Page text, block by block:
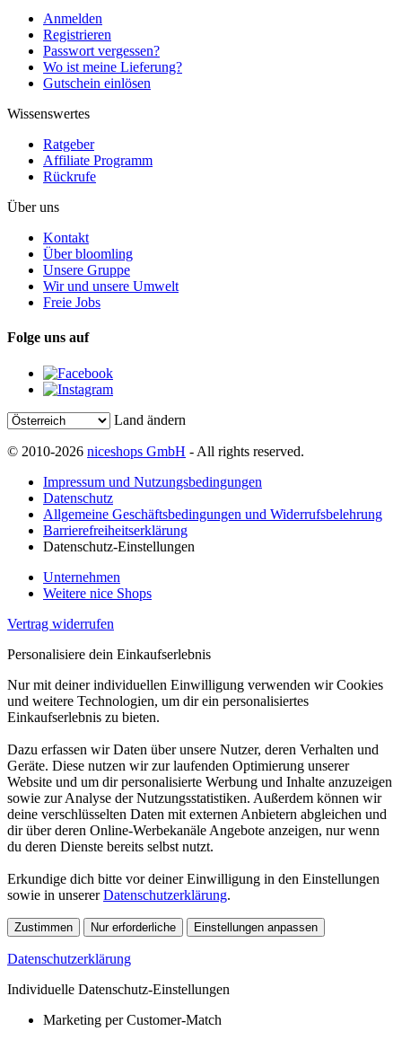
Anmelden
Registrieren
Passwort vergessen?
Wo ist meine Lieferung?
Gutschein einlösen
Wissenswertes
Ratgeber
Affiliate Programm
Rückrufe
Über uns
Kontakt
Über bloomling
Unsere Gruppe
Wir und unsere Umwelt
Freie Jobs
Folge uns auf
Land ändern
© 2010-2026 niceshops GmbH - All rights reserved.
Impressum und Nutzungsbedingungen
Datenschutz
Allgemeine Geschäftsbedingungen und Widerrufsbelehrung
Barrierefreiheitserklärung
Datenschutz-Einstellungen
Unternehmen
Weitere nice Shops
Vertrag widerrufen
Personalisiere dein Einkaufserlebnis
Nur mit deiner individuellen Einwilligung verwenden wir Cookies
und weitere Technologien, um dir ein personalisiertes
Einkaufserlebnis zu bieten.
Dazu erfassen wir Daten über unsere Nutzer, deren Verhalten und
Geräte. Diese nutzen wir zur laufenden Optimierung unserer
Website und um dir personalisierte Werbung und Inhalte anzuzeigen
sowie zur Analyse der Nutzungsstatistiken. Außerdem können wir
deine verschlüsselten Daten mit externen Anbietern abgleichen und
dir über deren Online-Werbekanäle Angebote anzeigen, nur wenn
du deren Dienste bereits selbst nutzt.
Erkundige dich bitte vor deiner Einwilligung in den Einstellungen
sowie in unsererDatenschutzerklärung.
Zustimmen Nur erforderliche Einstellungen anpassen
Datenschutzerklärung
Individuelle Datenschutz-Einstellungen
Marketing per Customer-Match